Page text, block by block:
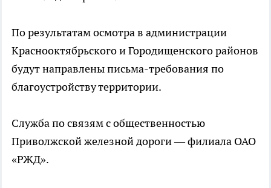
По результатам осмотра в администрации
Краснооктябрьского и Городищенского районов
будут направлены письма-требования по
благоустройству территории.
Служба по связям с общественностью
Приволжской железной дороги — филиала ОАО
«РЖД».